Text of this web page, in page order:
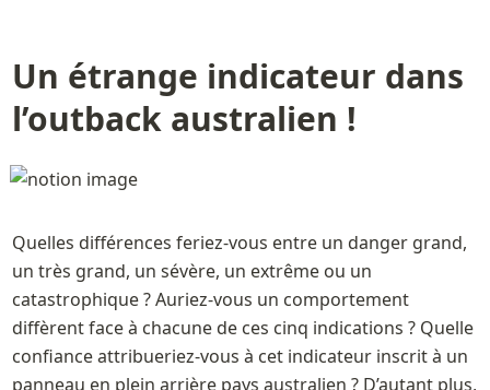
Un étrange indicateur dans
l’outback australien !
Quelles différences feriez-vous entre un danger grand,
un très grand, un sévère, un extrême ou un
catastrophique ? Auriez-vous un comportement
diffèrent face à chacune de ces cinq indications ? Quelle
confiance attribueriez-vous à cet indicateur inscrit à un
panneau en plein arrière pays australien ? D’autant plus,